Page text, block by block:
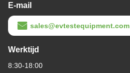
E-mail
sales@evtestequipment.com
Werktijd
8:30-18:00